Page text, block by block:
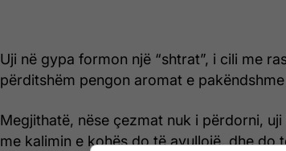
Uji në gypa formon një “shtrat”, i cili me
përditshëm pengon aromat e
Megjithatë, nëse çezmat nuk i përdorni,
me kalimin e kohës do të avullojë, dhe do